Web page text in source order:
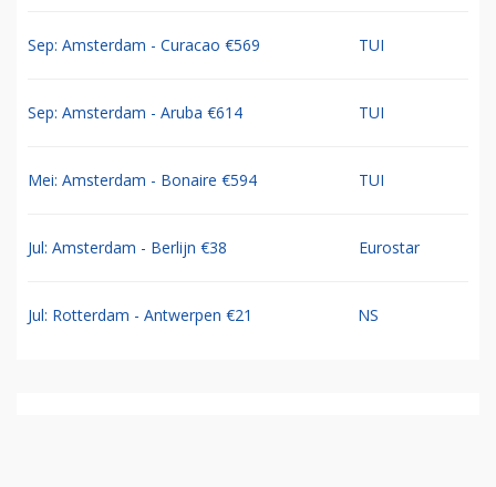
Sep: Amsterdam - Curacao €569 TUI
Sep: Amsterdam - Aruba €614 TUI
Mei: Amsterdam - Bonaire €594 TUI
Jul: Amsterdam - Berlijn €38 Eurostar
Jul: Rotterdam - Antwerpen €21 NS